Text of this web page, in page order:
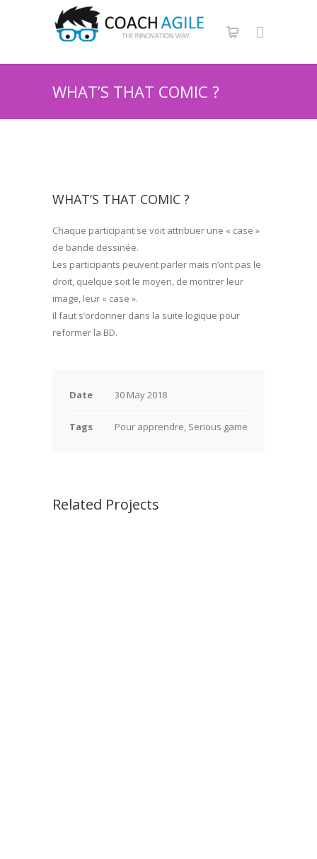
WHAT’S THAT COMIC ?
WHAT’S THAT COMIC ?
Chaque participant se voit attribuer une « case »
de bande dessinée.
Les participants peuvent parler mais n’ont pas le
droit, quelque soit le moyen, de montrer leur
image, leur « case ».
Il faut s’ordonner dans la suite logique pour
reformer la BD.
Date 30 May 2018
Tags Pour apprendre, Serious game
Related Projects